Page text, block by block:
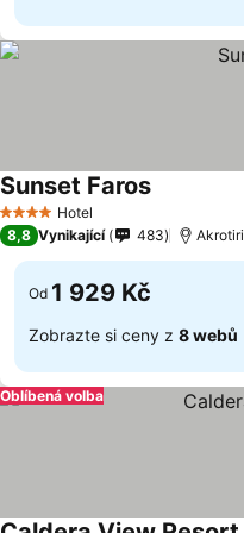
4 Počet hvězdiček
Hotel
Sunset Faros
8,8 Vynikající 483 Akrotiri
Od 1 929 Kč
Zobrazte si ceny z 8 webů
Oblíbená volba